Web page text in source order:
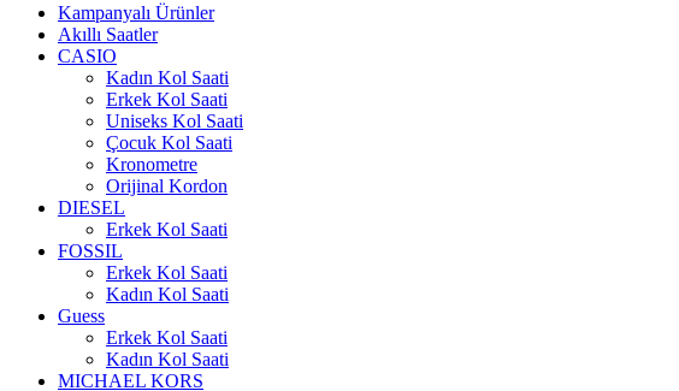
Kampanyalı Ürünler
Akıllı Saatler
CASIO
Kadın Kol Saati
Erkek Kol Saati
Uniseks Kol Saati
Çocuk Kol Saati
Kronometre
Orijinal Kordon
DIESEL
Erkek Kol Saati
FOSSIL
Erkek Kol Saati
Kadın Kol Saati
Guess
Erkek Kol Saati
Kadın Kol Saati
MICHAEL KORS